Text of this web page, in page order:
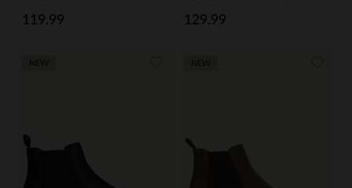
119.99 129.99